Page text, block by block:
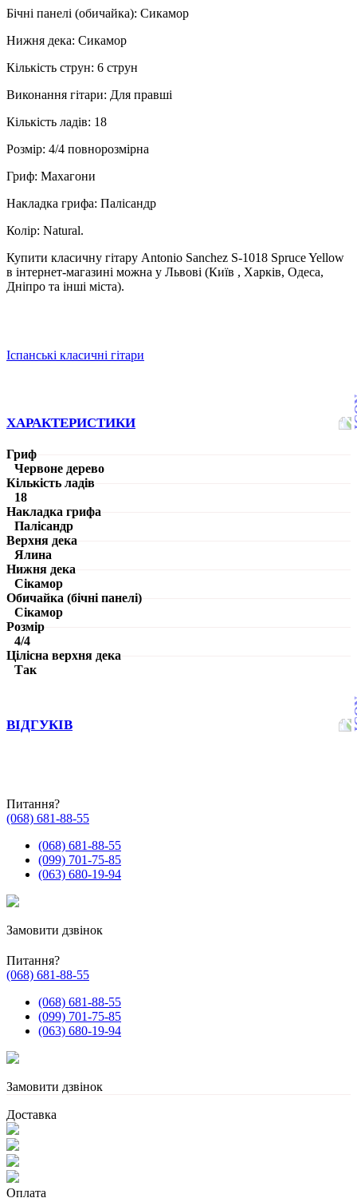
Бічні панелі (обичайка): Сикамор
Нижня дека: Сикамор
Кількість струн: 6 струн
Виконання гітари: Для правші
Кількість ладів: 18
Розмір: 4/4 повнорозмірна
Гриф: Махагони
Накладка грифа: Палісандр
Колір: Natural.
Купити класичну гітару Antonio Sanchez S-1018 Spruce Yellow
в інтернет-магазині можна у Львові (Київ , Харків, Одеса,
Дніпро та інші міста).
Іспанські класичні гітари
ХАРАКТЕРИСТИКИ
Гриф
Червоне дерево
Кількість ладів
18
Накладка грифа
Палісандр
Верхня дека
Ялина
Нижня дека
Сікамор
Обичайка (бічні панелі)
Сікамор
Розмір
4/4
Цілісна верхня дека
Так
ВІДГУКІВ
Питання?
(068) 681-88-55
(068) 681-88-55
(099) 701-75-85
(063) 680-19-94
Замовити дзвінок
Питання?
(068) 681-88-55
(068) 681-88-55
(099) 701-75-85
(063) 680-19-94
Замовити дзвінок
Доставка
Оплата